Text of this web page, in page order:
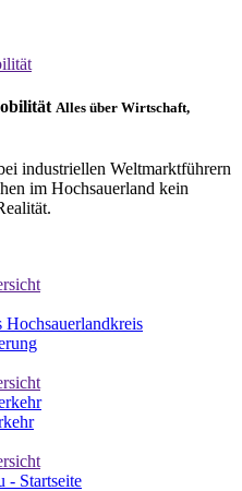
Alles über Wirtschaft,
industriellen Weltmarktführern
im Hochsauerland kein
Hochsauerlandkreis
- Startseite